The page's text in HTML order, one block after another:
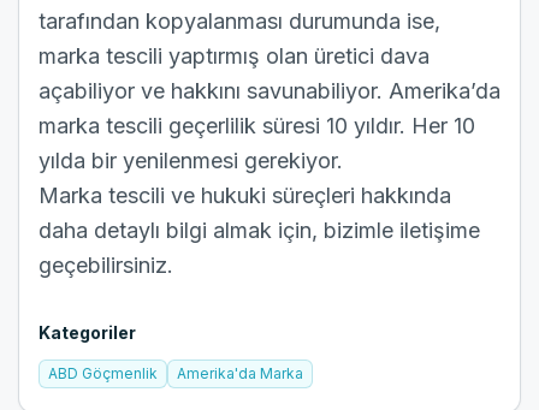
tarafından kopyalanması durumunda ise,
marka tescili yaptırmış olan üretici dava
açabiliyor ve hakkını savunabiliyor. Amerika’da
marka tescili geçerlilik süresi 10 yıldır. Her 10
yılda bir yenilenmesi gerekiyor.
Marka tescili ve hukuki süreçleri hakkında
daha detaylı bilgi almak için, bizimle iletişime
geçebilirsiniz.
Kategoriler
ABD Göçmenlik Amerika'da Marka